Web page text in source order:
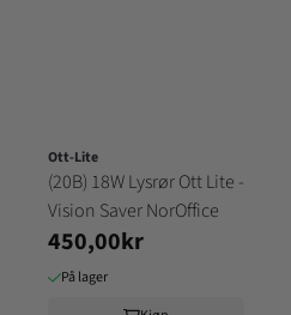
Ott-Lite
(20B) 18W Lysrør Ott Lite -
Vision Saver NorOffice
450,00kr
På lager